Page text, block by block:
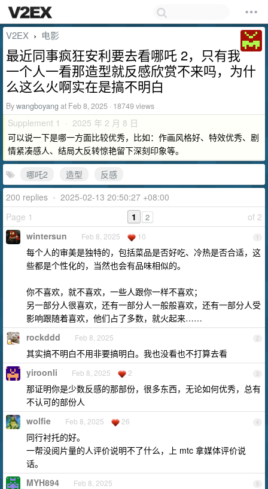
V2EX › 电影
最近同事疯狂安利要去看哪吒 2，只有我
一个人一看那造型就反感欣赏不来吗，为什
么这么火啊实在是搞不明白
Bywangboyang at Feb 8, 2025 · 18749 views
Supplement 1 · 2025 年 2 月 8 日
可以说一下是哪一方面比较优秀，比如：作画风格好、特效优秀、剧
情紧凑感人、结局大反转惊艳留下深刻印象等。
哪吒2
造型
反感
200 replies • 2025-02-13 20:50:27 +08:00
Page 1
of 2
1 2
1
wintersun Feb 8, 2025 10
每个人的审美是独特的，包括菜品是否好吃、冷热是否合适，这
些都是个性化的，当然也会有品味相似的。
你不喜欢，就不喜欢，一些人跟你一样不喜欢；
另一部分人很喜欢，还有一部分人一般般喜欢，还有一部分人受
影响跟随着喜欢，他们占了多数，就火起来……
2
rockddd Feb 8, 2025
其实搞不明白不用非要搞明白。我也没看也不打算去看
3
yiroonli Feb 8, 2025 2
那证明你是少数反感的那部份，很多东西，无论如何优秀，总有
不认可的部份人
4
wolfie Feb 8, 2025 26
同行衬托的好。
一帮没阅片量的人评价说明不了什么，上 mtc 拿媒体评价说
话。
5
MYH894 Feb 8, 2025